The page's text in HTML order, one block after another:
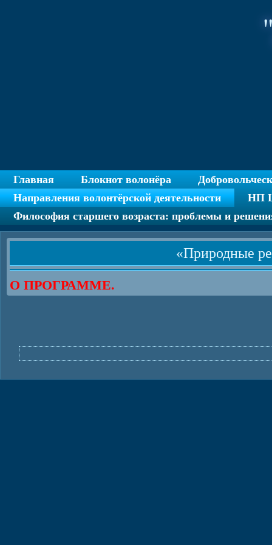
Главная Блокнот волонёра
Направления волонтёрской деятельности
НП
Философия старшего возраста: проблемы и
«Природные
О ПРОГРАММЕ.